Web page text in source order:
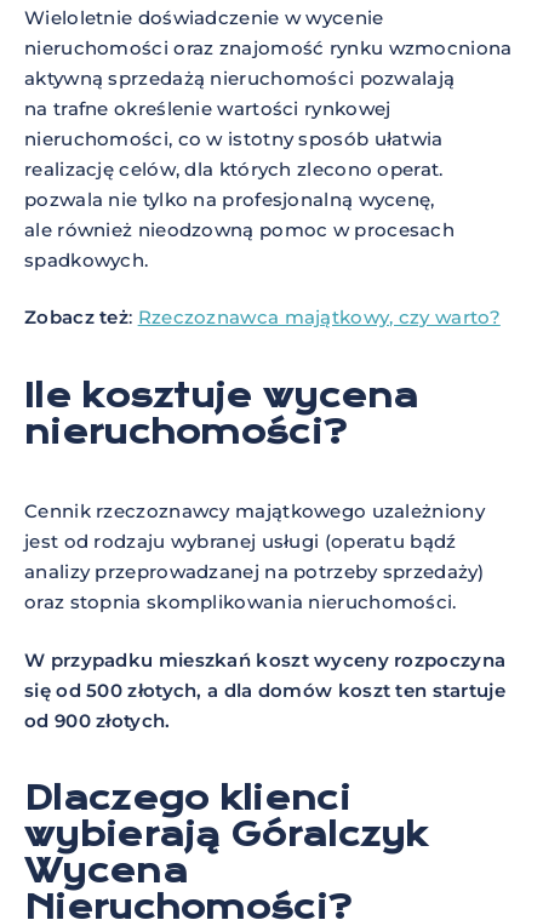
Wieloletnie doświadczenie w wycenie
nieruchomości oraz znajomość rynku wzmocniona
aktywną sprzedażą nieruchomości pozwalają
na trafne określenie wartości rynkowej
nieruchomości, co w istotny sposób ułatwia
realizację celów, dla których zlecono operat.
pozwala nie tylko na profesjonalną wycenę,
ale również nieodzowną pomoc w procesach
spadkowych.
Zobacz też: Rzeczoznawca majątkowy, czy warto?
Ile kosztuje wycena
nieruchomości?
Cennik rzeczoznawcy majątkowego uzależniony
jest od rodzaju wybranej usługi (operatu bądź
analizy przeprowadzanej na potrzeby sprzedaży)
oraz stopnia skomplikowania nieruchomości.
W przypadku mieszkań koszt wyceny rozpoczyna
się od 500 złotych, a dla domów koszt ten startuje
od 900 złotych.
Dlaczego klienci
wybierają Góralczyk
Wycena
Nieruchomości?